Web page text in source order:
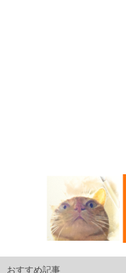
おすすめ記事